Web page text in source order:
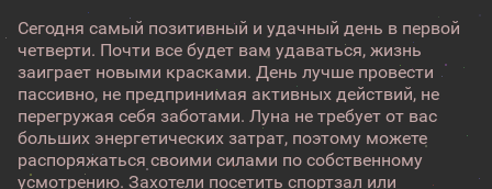
Сегодня самый позитивный и удачный день в первой
четверти. Почти все будет вам удаваться, жизнь
заиграет новыми красками. День лучше провести
пассивно, не предпринимая активных действий, не
перегружая себя заботами. Луна не требует от вас
больших энергетических затрат, поэтому можете
распоряжаться своими силами по собственному
усмотрению. Захотели посетить спортзал или